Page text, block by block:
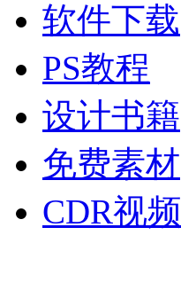
软件下载
PS教程
设计书籍
免费素材
CDR视频